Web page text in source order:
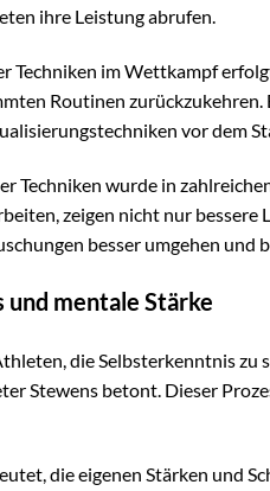
ihre Leistung abrufen.
Techniken im Wettkampf
Routinen
vor dem
Techniken wurde in
zeigen nicht nur bessere
besser umgehen
mentale Stärke
die Selbsterkenntnis zu
Stewens betont. Dieser
die eigenen Stärken und